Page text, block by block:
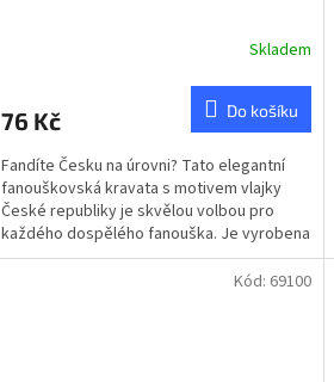
je
z
5
hvězdiček.
Skladem
76 Kč Do košíku
Fandíte Česku na úrovni? Tato elegantní
fanouškovská kravata s motivem vlajky
České republiky je skvělou volbou pro
každého dospělého fanouška. Je vyrobena
z polyesteru s...
Kód: 69100